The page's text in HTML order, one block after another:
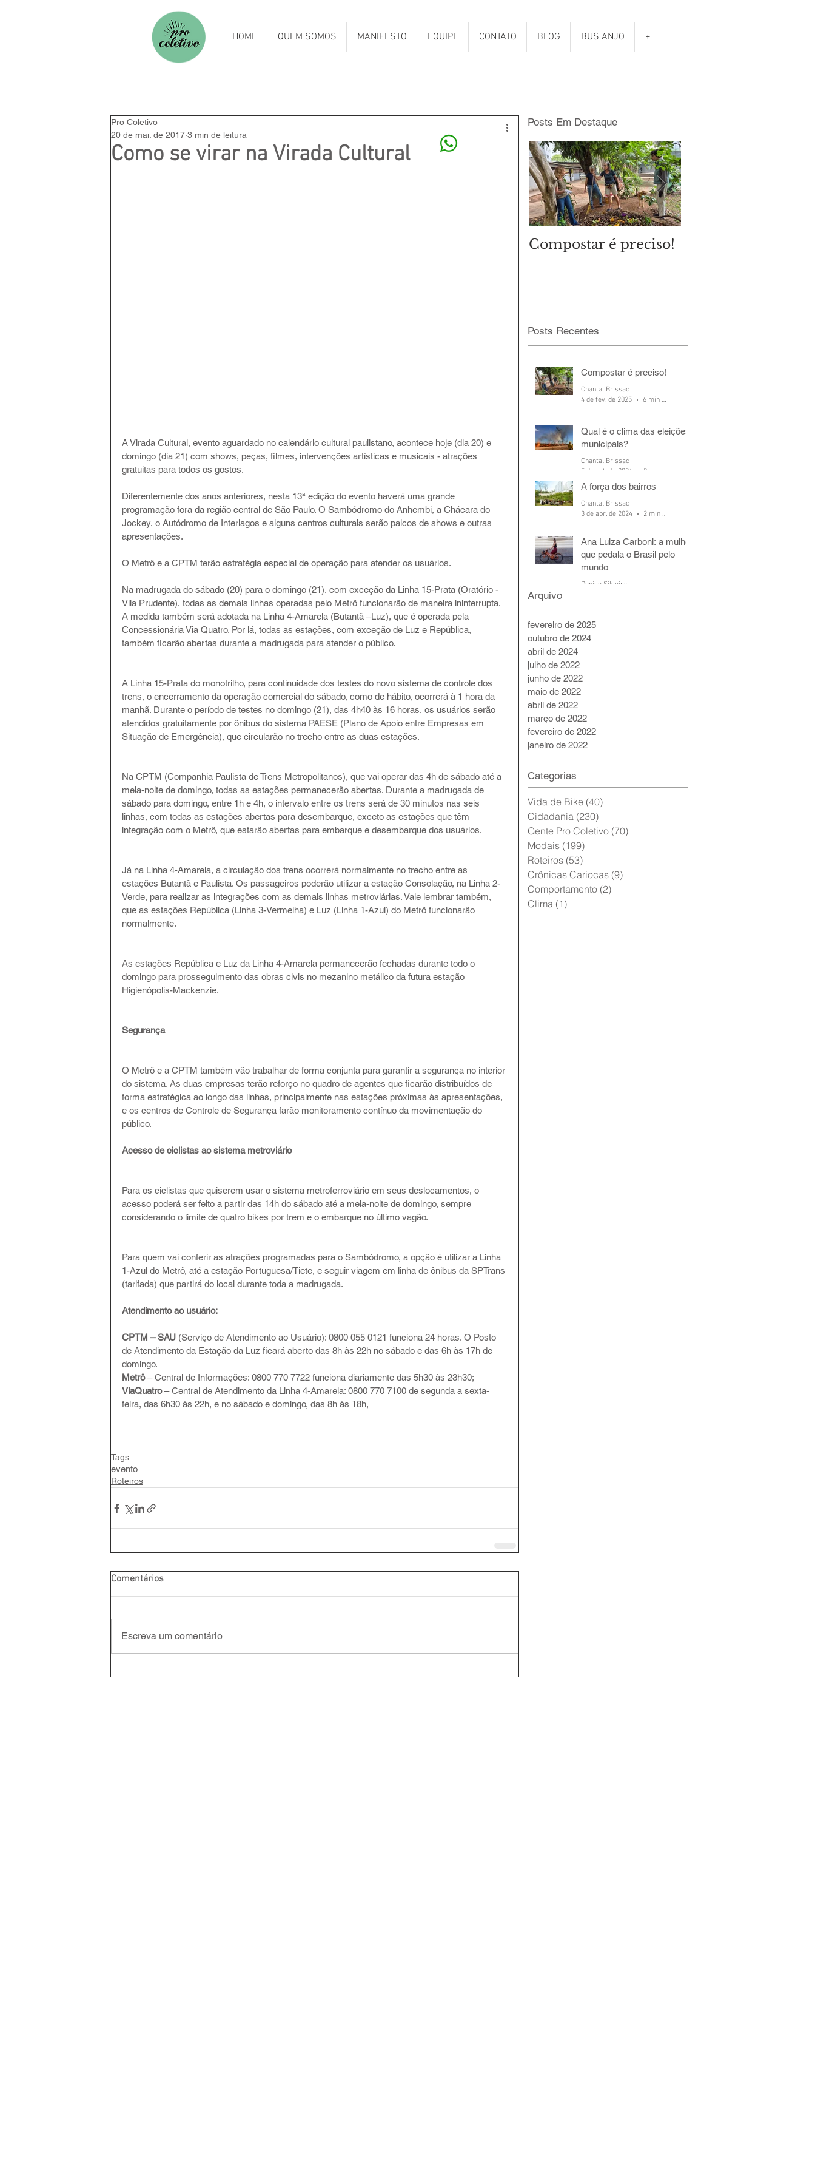
HOME QUEM SOMOS MANIFESTO EQUIPE CONTATO BLOG BUS ANJO +
Como se virar na Virada Cultural
Pro Coletivo
20 de mai. de 2017 3 min de leitura
A Virada Cultural, evento aguardado no calendário cultural paulistano, acontece hoje (dia 20) e
domingo (dia 21) com shows, peças, filmes, intervenções artísticas e musicais - atrações
gratuitas para todos os gostos.
Diferentemente dos anos anteriores, nesta 13ª edição do evento haverá uma grande
programação fora da região central de São Paulo. O Sambódromo do Anhembi, a Chácara do
Jockey, o Autódromo de Interlagos e alguns centros culturais serão palcos de shows e outras
apresentações.
O Metrô e a CPTM terão estratégia especial de operação para atender os usuários.
Na madrugada do sábado (20) para o domingo (21), com exceção da Linha 15-Prata (Oratório -
Vila Prudente), todas as demais linhas operadas pelo Metrô funcionarão de maneira ininterrupta.
A medida também será adotada na Linha 4-Amarela (Butantã –Luz), que é operada pela
Concessionária Via Quatro. Por lá, todas as estações, com exceção de Luz e República,
também ficarão abertas durante a madrugada para atender o público.
A Linha 15-Prata do monotrilho, para continuidade dos testes do novo sistema de controle dos
trens, o encerramento da operação comercial do sábado, como de hábito, ocorrerá à 1 hora da
manhã. Durante o período de testes no domingo (21), das 4h40 às 16 horas, os usuários serão
atendidos gratuitamente por ônibus do sistema PAESE (Plano de Apoio entre Empresas em
Situação de Emergência), que circularão no trecho entre as duas estações.
Na CPTM (Companhia Paulista de Trens Metropolitanos), que vai operar das 4h de sábado até a
meia-noite de domingo, todas as estações permanecerão abertas. Durante a madrugada de
sábado para domingo, entre 1h e 4h, o intervalo entre os trens será de 30 minutos nas seis
linhas, com todas as estações abertas para desembarque, exceto as estações que têm
integração com o Metrô, que estarão abertas para embarque e desembarque dos usuários.
Já na Linha 4-Amarela, a circulação dos trens ocorrerá normalmente no trecho entre as
estações Butantã e Paulista. Os passageiros poderão utilizar a estação Consolação, na Linha 2-
Verde, para realizar as integrações com as demais linhas metroviárias. Vale lembrar também,
que as estações República (Linha 3-Vermelha) e Luz (Linha 1-Azul) do Metrô funcionarão
normalmente.
As estações República e Luz da Linha 4-Amarela permanecerão fechadas durante todo o
domingo para prosseguimento das obras civis no mezanino metálico da futura estação
Higienópolis-Mackenzie.
Segurança
O Metrô e a CPTM também vão trabalhar de forma conjunta para garantir a segurança no interior
do sistema. As duas empresas terão reforço no quadro de agentes que ficarão distribuídos de
forma estratégica ao longo das linhas, principalmente nas estações próximas às apresentações,
e os centros de Controle de Segurança farão monitoramento contínuo da movimentação do
público.
Acesso de ciclistas ao sistema metroviário
Para os ciclistas que quiserem usar o sistema metroferroviário em seus deslocamentos, o
acesso poderá ser feito a partir das 14h do sábado até a meia-noite de domingo, sempre
considerando o limite de quatro bikes por trem e o embarque no último vagão.
Para quem vai conferir as atrações programadas para o Sambódromo, a opção é utilizar a Linha
1-Azul do Metrô, até a estação Portuguesa/Tiete, e seguir viagem em linha de ônibus da SPTrans
(tarifada) que partirá do local durante toda a madrugada.
Atendimento ao usuário:
CPTM – SAU (Serviço de Atendimento ao Usuário): 0800 055 0121 funciona 24 horas. O Posto
de Atendimento da Estação da Luz ficará aberto das 8h às 22h no sábado e das 6h às 17h de
domingo.
Metrô – Central de Informações: 0800 770 7722 funciona diariamente das 5h30 às 23h30;
ViaQuatro – Central de Atendimento da Linha 4-Amarela: 0800 770 7100 de segunda a sexta-
feira, das 6h30 às 22h, e no sábado e domingo, das 8h às 18h,
Tags:
evento
Roteiros
Comentários
Escreva um comentário
Posts Em Destaque
Compostar é preciso!
Posts Recentes
Compostar é preciso!
Chantal Brissac
4 de fev. de 2025
6 min de leitura
Qual é o clima das eleições
municipais?
Chantal Brissac
5 de out. de 2024
A força dos bairros
Chantal Brissac
3 de abr. de 2024
2 min de leitura
Ana Luiza Carboni: a mulher
que pedala o Brasil pelo
mundo
Denise Silveira
Arquivo
fevereiro de 2025
outubro de 2024
abril de 2024
julho de 2022
junho de 2022
maio de 2022
abril de 2022
março de 2022
fevereiro de 2022
janeiro de 2022
Categorias
Vida de Bike (40)
Cidadania (230)
Gente Pro Coletivo (70)
Modais (199)
Roteiros (53)
Crônicas Cariocas (9)
Comportamento (2)
Clima (1)